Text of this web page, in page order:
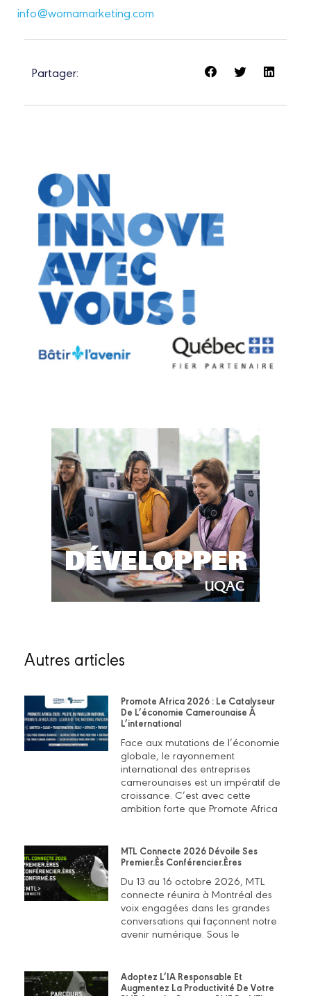
info@womamarketing.com
Partager:
Autres articles
Promote Africa 2026 : Le Catalyseur
De L’économie Camerounaise À
L’international
Face aux mutations de l’économie
globale, le rayonnement
international des entreprises
camerounaises est un impératif de
croissance. C’est avec cette
ambition forte que Promote Africa
MTL Connecte 2026 Dévoile Ses
Premier.ès Conférencier.ères
Du 13 au 16 octobre 2026, MTL
connecte réunira à Montréal des
voix engagées dans les grandes
conversations qui façonnent notre
avenir numérique. Sous le
Adoptez L’IA Responsable Et
Augmentez La Productivité De Votre